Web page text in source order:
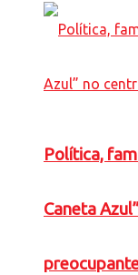
Política,
Caneta